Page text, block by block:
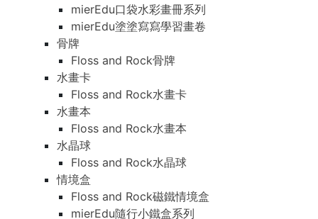
mierEdu口袋水彩畫冊系列
mierEdu塗塗寫寫學習畫卷
骨牌
Floss and Rock骨牌
水畫卡
Floss and Rock水畫卡
水畫本
Floss and Rock水畫本
水晶球
Floss and Rock水晶球
情境盒
Floss and Rock磁鐵情境盒
mierEdu隨行小鐵盒系列